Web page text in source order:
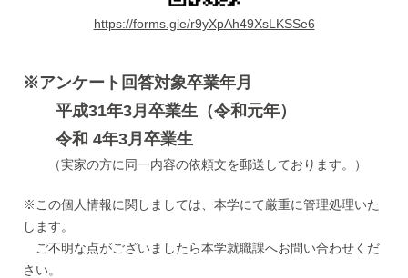
https://forms.gle/r9yXpAh49XsLKSSe6
※アンケート回答対象卒業年月
平成31年3月卒業生（令和元年）
令和 4年3月卒業生
（実家の方に同一内容の依頼文を郵送しております。）
※この個人情報に関しましては、本学にて厳重に管理処理いた
します。
ご不明な点がございましたら本学就職課へお問い合わせくだ
さい。